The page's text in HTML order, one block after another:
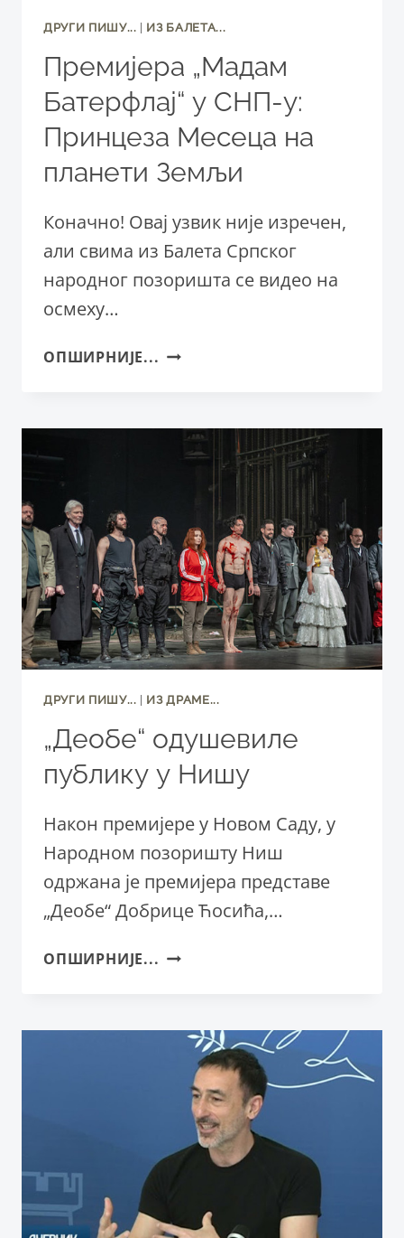
ДРУГИ ПИШУ... ИЗ БАЛЕТА...
Премијера „Мадам
Батерфлај“ у СНП-у:
Принцеза Месеца на
планети Земљи
Коначно! Овај узвик није изречен,
али свима из Балета Српског
народног позоришта се видео на
осмеху…
ОПШИРНИЈЕ... ПРЕМИЈЕРА
СНП-
ПРИНЦЕЗА
НА
ПЛАНЕТИ
ЗЕМЉИ
ДРУГИ ПИШУ... | ИЗ ДРАМЕ...
„Деобе“ одушевиле
публику у Нишу
Након премијере у Новом Саду, у
Народном позоришту Ниш
одржана је премијера представе
„Деобе“ Добрице Ћосића,…
ОПШИРНИЈЕ... „ДЕОБЕ“
НИШУ